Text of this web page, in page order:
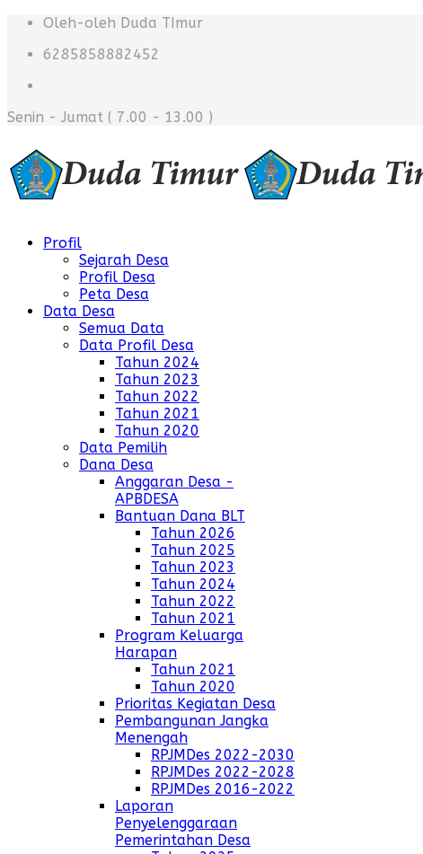
Oleh-oleh Duda TImur
6285858882452
Senin - Jumat ( 7.00 - 13.00 )
Profil
Sejarah Desa
Profil Desa
Peta Desa
Data Desa
Semua Data
Data Profil Desa
Tahun 2024
Tahun 2023
Tahun 2022
Tahun 2021
Tahun 2020
Data Pemilih
Dana Desa
Anggaran Desa -
APBDESA
Bantuan Dana BLT
Tahun 2026
Tahun 2025
Tahun 2023
Tahun 2024
Tahun 2022
Tahun 2021
Program Keluarga
Harapan
Tahun 2021
Tahun 2020
Prioritas Kegiatan Desa
Pembangunan Jangka
Menengah
RPJMDes 2022-2030
RPJMDes 2022-2028
RPJMDes 2016-2022
Laporan
Penyelenggaraan
Pemerintahan Desa